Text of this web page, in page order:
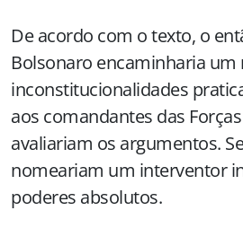
De acordo com o texto, o
Bolsonaro encaminharia um
inconstitucionalidades
aos comandantes das
avaliariam os argumentos.
nomeariam um interventor
poderes absolutos.